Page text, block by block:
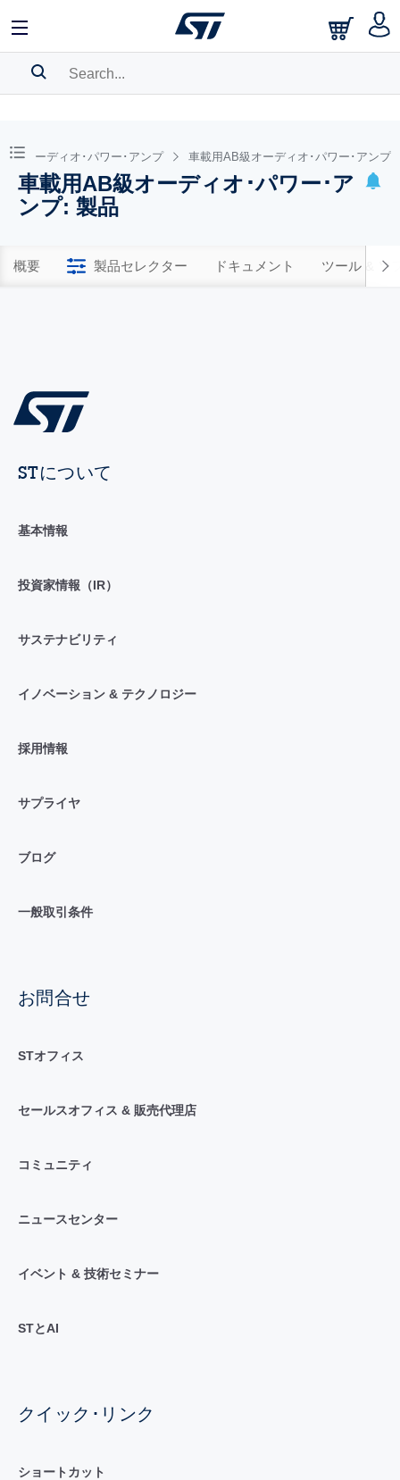
BOOKMARK
Pleaselog into show your saved searches.
用オーディオ･パワー･アンプ 車載用AB級オーディオ･パワー･アンプ
車載用AB級オーディオ･パワー･ア
ンプ: 製品
概要 製品セレクター ドキュメント ツール & ソ
STについて
基本情報
投資家情報（IR）
サステナビリティ
イノベーション & テクノロジー
採用情報
サプライヤ
ブログ
一般取引条件
お問合せ
STオフィス
セールスオフィス & 販売代理店
コミュニティ
ニュースセンター
イベント & 技術セミナー
STとAI
クイック･リンク
ショートカット